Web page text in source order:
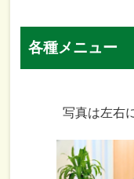
各種メニュー
写真は左右